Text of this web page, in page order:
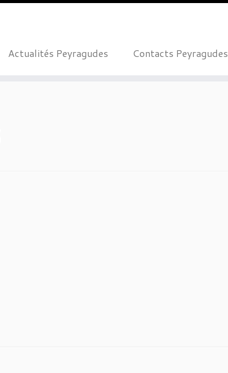
Actualités Peyragudes Contacts Peyragudes